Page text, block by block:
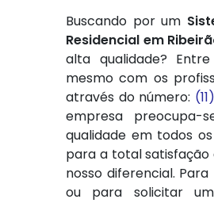
Buscando por um
Residencial em
alta qualidade?
mesmo com os
através do número:
empresa
qualidade em todos
para a total satisfação
nosso diferencial.
ou para solicitar